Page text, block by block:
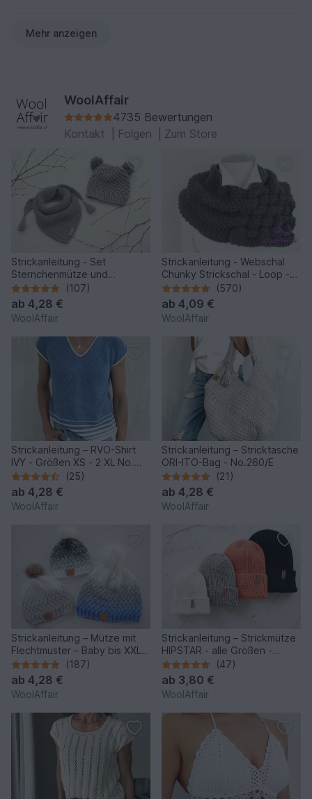
Mehr anzeigen
WoolAffair
4735 Bewertungen
Kontakt
Folgen Zum Store
Strickanleitung - Set
Sternchenmütze und
Dreieckstuch - No.192 -
(107)
ab 4,28 €
WoolAffair
Strickanleitung - Webschal
Chunky Strickschal - Loop -
No.111
(570)
ab 4,09 €
WoolAffair
Strickanleitung – RVO-Shirt
IVY - Größen XS - 2 XL No.
250
(25)
ab 4,28 €
WoolAffair
Strickanleitung – Stricktasche
ORI-ITO-Bag - No.260/E
(21)
ab 4,28 €
WoolAffair
Strickanleitung – Mütze mit
Flechtmuster – Baby bis XXL -
No.153/E
(187)
ab 4,28 €
WoolAffair
Strickanleitung – Strickmütze
HIPSTAR - alle Größen -
unisex - No.255
(47)
ab 3,80 €
WoolAffair